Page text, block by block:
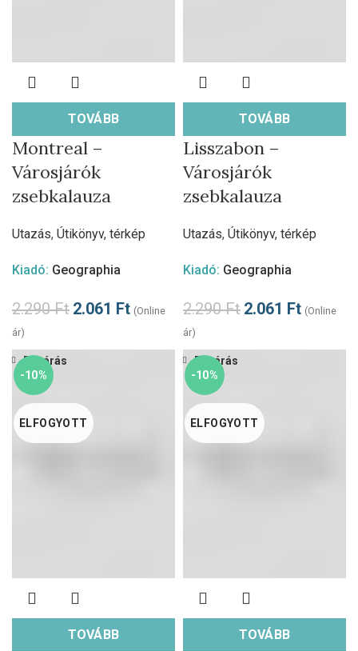
TOVÁBB
Montreal –
Városjárók
zsebkalauza
Utazás, Útikönyv, térkép
Kiadó: Geographia
2.290Ft 2.061 Ft (Online
ár)
TOVÁBB
Lisszabon –
Városjárók
zsebkalauza
Utazás, Útikönyv, térkép
Kiadó: Geographia
2.290Ft 2.061 Ft (Online
ár)
-10%
ELFOGYOTT
TOVÁBB
Bezárás
-10%
ELFOGYOTT
TOVÁBB
Bezárás